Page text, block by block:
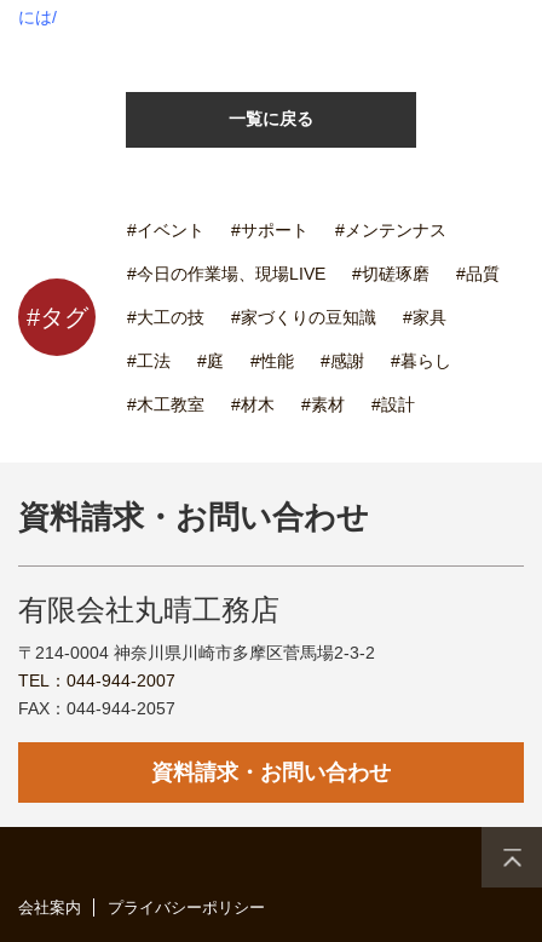
には/
一覧に戻る
#タグ
#イベント #サポート #メンテンナス
#今日の作業場、現場LIVE #切磋琢磨 #品質
#大工の技 #家づくりの豆知識 #家具
#工法 #庭 #性能 #感謝 #暮らし
#木工教室 #材木 #素材 #設計
資料請求・お問い合わせ
有限会社丸晴工務店
〒214-0004 神奈川県川崎市多摩区菅馬場2-3-2
TEL：044-944-2007
FAX：044-944-2057
資料請求・お問い合わせ
会社案内 プライバシーポリシー